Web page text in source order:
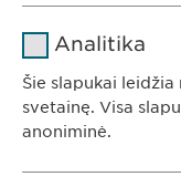
Trukmė
Analitika
Šie slapukai
svetainę. Visa
anoniminė.